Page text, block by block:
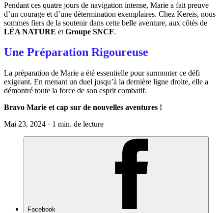
Pendant ces quatre jours de navigation intense, Marie a fait preuve
d’un courage et d’une détermination exemplaires. Chez Kereis, nous
sommes fiers de la soutenir dans cette belle aventure, aux côtés de
LÉA NATURE et Groupe SNCF.
Une Préparation Rigoureuse
La préparation de Marie a été essentielle pour surmonter ce défi
exigeant. En menant un duel jusqu’à la dernière ligne droite, elle a
démontré toute la force de son esprit combatif.
Bravo Marie et cap sur de nouvelles aventures !
Mai 23, 2024 · 1 min. de lecture
Facebook